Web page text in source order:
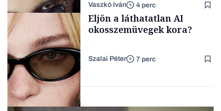
TÁMOGATÓI
TARTALOM
Forbes-sztori
gondolataimat akartam
kimondani
Vaszkó Iván 4 perc
Eljön a láthatatlan AI
okosszemüvegek kora?
Szalai Péter 7 perc